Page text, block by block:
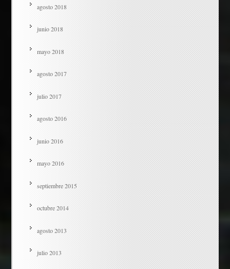
agosto 2018
junio 2018
mayo 2018
agosto 2017
julio 2017
agosto 2016
junio 2016
mayo 2016
septiembre 2015
octubre 2014
agosto 2013
julio 2013